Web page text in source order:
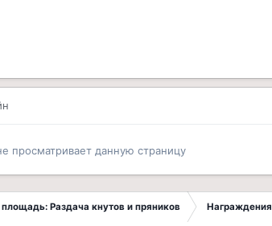
просматривает данную страницу
Раздача кнутов и пряников Награждения